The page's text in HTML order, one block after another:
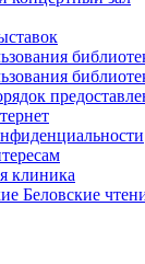
клиника
Беловские